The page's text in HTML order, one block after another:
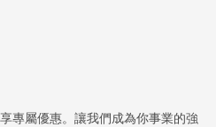
專屬優惠。讓我們成為你事業的強